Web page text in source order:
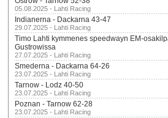
05.08.2025 - Lahti Racing
Indianerna - Dackarna 43-47
29.07.2025 - Lahti Racing
Timo Lahti kymmenes speedwayn EM-
Gustrowissa
27.07.2025 - Lahti Racing
Smederna - Dackarna 64-26
23.07.2025 - Lahti Racing
Tarnow - Lodz 40-50
23.07.2025 - Lahti Racing
Poznan - Tarnow 62-28
23.07.2025 - Lahti Racing